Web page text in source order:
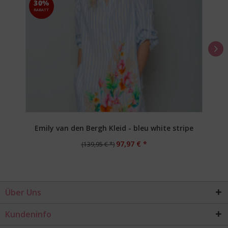
30%
RABATT
Emily van den Bergh Kleid - bleu white stripe
(139,95 € *) 97,97 € *
Über Uns
Kundeninfo